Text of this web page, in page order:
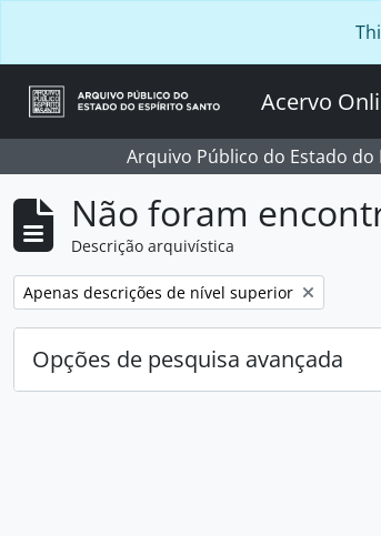
Acervo
Arquivo Público do Estado do
Não foram
Descrição arquivística
Remover filtro:
Apenas descrições de nível superior
Opções de pesquisa avançada